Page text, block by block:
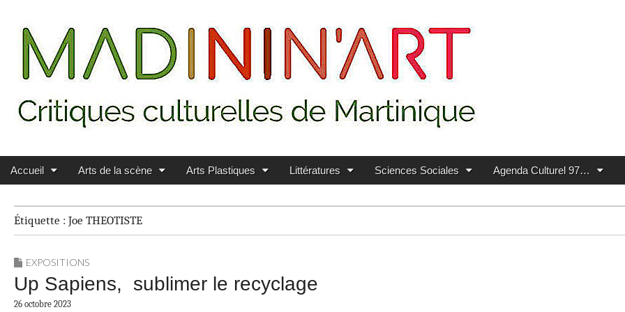
MADININ'ART
Main menu
Skip to content
Accueil Arts de la scène Arts Plastiques Littératures Sciences Sociales Agenda Culturel 97…
Étiquette : Joe THEOTISTE
EXPOSITIONS
Up Sapiens, sublimer le recyclage
26 octobre 2023